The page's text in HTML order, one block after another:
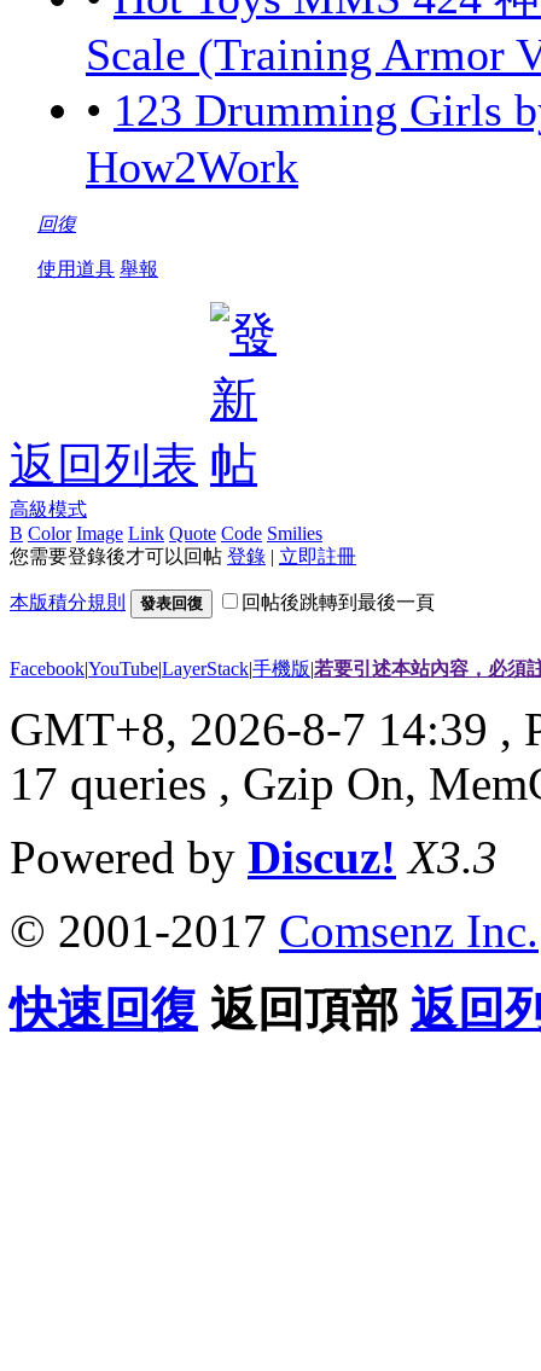
Scale (Training Armor
• 123 Drumming Girls
How2Work
回復
使用道具 舉報
返回列表
高級模式
B Color Image Link Quote Code Smilies
您需要登錄後才可以回帖 登錄 | 立即註冊
本版積分規則 發表回復 回帖後跳轉到最後一頁
Facebook|YouTube|LayerStack|手機版|若要引述本站內容，必須
GMT+8, 2026-8-7 14:39 ,
17 queries , Gzip On,
Powered by Discuz! X3.3
© 2001-2017 Comsenz Inc.
快速回復 返回頂部 返回